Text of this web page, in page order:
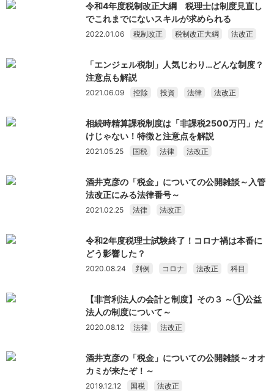
令和4年度税制改正大綱 税理士は制度見直し
でこれまでにないスキルが求められる
2022.01.06 税制改正 税制改正大綱 法改正
「エンジェル税制」人気じわり…どんな制度？
注意点も解説
2021.06.09 控除 投資 法律 法改正
相続時精算課税制度は「非課税2500万円」だ
けじゃない！特徴と注意点を解説
2021.05.25 国税 法律 法改正
酒井克彦の「税金」についての公開雑談～入管
法改正にみる法律番号～
2021.02.25 法律 法改正
令和2年度税理士試験終了！コロナ禍は本番に
どう影響した？
2020.08.24 判例 コロナ 法改正 科目
【非営利法人の会計と制度】その３ ～①公益
法人の制度について～
2020.08.12 法律 法改正
酒井克彦の「税金」についての公開雑談～オオ
カミが来たぞ！～
2019.12.12 国税 法改正